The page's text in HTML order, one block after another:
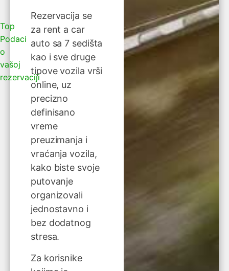
Top
Podaci
o
vašoj
rezervaciji
Rezervacija se
za rent a car
auto sa 7 sedišta
kao i sve druge
tipove vozila vrši
online, uz
precizno
definisano
vreme
preuzimanja i
vraćanja vozila,
kako biste svoje
putovanje
organizovali
jednostavno i
bez dodatnog
stresa.
Za korisnike